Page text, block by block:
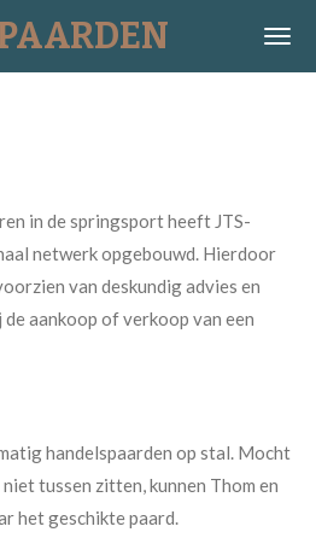
in de springsport heeft JTS-
netwerk opgebouwd. Hierdoor
van deskundig advies en
aankoop of verkoop van een
handelspaarden op stal. Mocht
tussen zitten, kunnen Thom en
het geschikte paard.